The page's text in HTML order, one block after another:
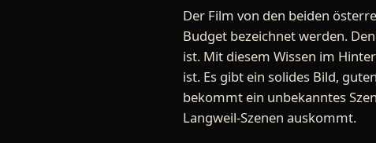
Der Film von den beiden
Budget bezeichnet werden.
ist. Mit diesem Wissen im
ist. Es gibt ein solides Bild,
bekommt ein unbekanntes
Langweil-Szenen auskommt.